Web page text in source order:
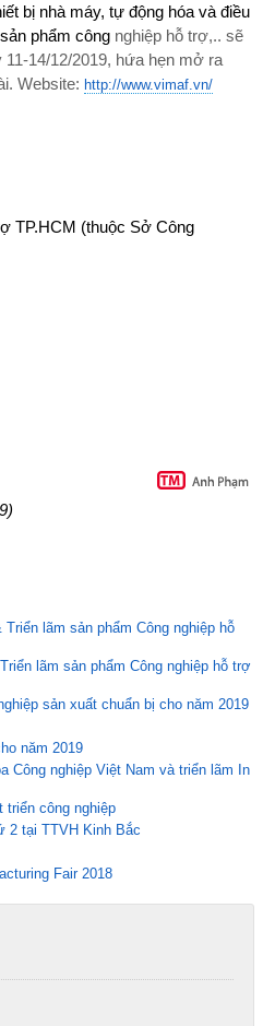
bị nhà máy, tự động hóa và điều
phẩm công nghiệp hỗ trợ,.. sẽ
14/12/2019, hứa hẹn mở ra
Website: http://www.vimaf.vn/
TP.HCM (thuộc Sở Công
lãm sản phẩm Công nghiệp hỗ
lãm sản phẩm Công nghiệp hỗ trợ
sản xuất chuẩn bị cho năm 2019
năm 2019
Công nghiệp Việt Nam và triển lãm In
công nghiệp
2 tại TTVH Kinh Bắc
Fair 2018